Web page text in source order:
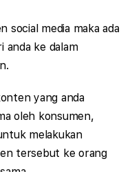
social media maka ada
anda ke dalam
yang anda
oleh konsumen,
melakukan
tersebut ke orang